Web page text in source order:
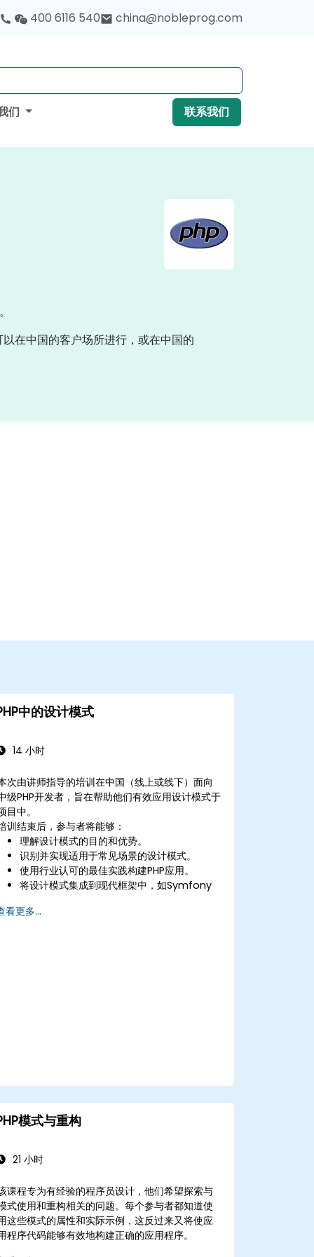
400 6116 540 china@nobleprog.com
们 联系我们
在中国的客户场所进行，或在中国的
中的设计模式
14 小时
次由讲师指导的培训在中国（线上或线下）面向
级PHP开发者，旨在帮助他们有效应用设计模式于
目中。
训结束后，参与者将能够：
理解设计模式的目的和优势。
识别并实现适用于常见场景的设计模式。
使用行业认可的最佳实践构建PHP应用。
将设计模式集成到现代框架中，如Symfony
看更多...
模式与重构
21 小时
课程专为有经验的程序员设计，他们希望探索与
式使用和重构相关的问题。每个参与者都知道使
这些模式的属性和实际示例，这反过来又将使应
程序代码能够有效地构建正确的应用程序。